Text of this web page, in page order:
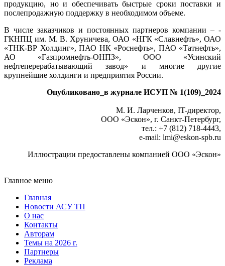
продукцию, но и обеспечивать быстрые сроки поставки и
послепродажную поддержку в необходимом объеме.
В числе заказчиков и постоянных партнеров компании – ­
ГКНПЦ им. М. В. Хруничева, ОАО «НГК «Славнефть», ОАО
«ТНК-ВР Холдинг», ПАО НК «Роснефть», ПАО «Татнефть»,
АО «Газпромнефть-ОНПЗ», ООО «Усинский
нефтеперерабатывающий завод» и многие другие
крупнейшие холдинги и предприятия России.
Опубликовано_в журнале ИСУП № 1(109)_2024
М. И. Ларченков, IT-директор,
ООО «Эскон», г. Санкт-Петербург,
тел.: +7 (812) 718-4443,
e-mail: lmi@eskon-spb.ru
Иллюстрации предоставлены компанией ООО «Эскон»
Главное меню
Главная
Новости АСУ ТП
О нас
Контакты
Авторам
Темы на 2026 г.
Партнеры
Реклама